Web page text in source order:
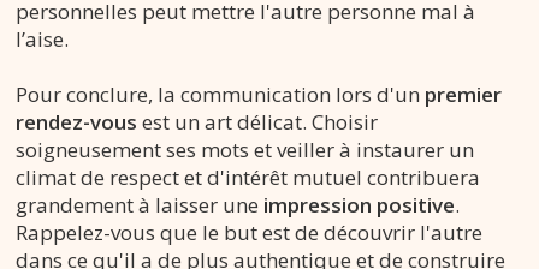
personnelles peut mettre l'autre personne mal à
l’aise.
Pour conclure, la communication lors d'un premier
rendez-vous est un art délicat. Choisir
soigneusement ses mots et veiller à instaurer un
climat de respect et d'intérêt mutuel contribuera
grandement à laisser une impression positive.
Rappelez-vous que le but est de découvrir l'autre
dans ce qu'il a de plus authentique et de construire